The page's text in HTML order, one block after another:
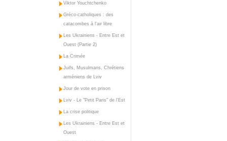
Viktor Youchtchenko
Gréco-catholiques : des
catacombes à l'air libre
Les Ukrainiens - Entre Est et
Ouest (Partie 2)
La Crimée
Juifs, Musulmans, Chrétiens
arméniens de Lviv
Jour de vote en prison
Lviv - Le "Petit Paris" de l'Est
La crise politique
Les Ukrainiens - Entre Est et
Ouest